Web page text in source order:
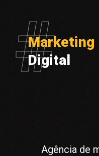
Marketing
Digital
Agência de